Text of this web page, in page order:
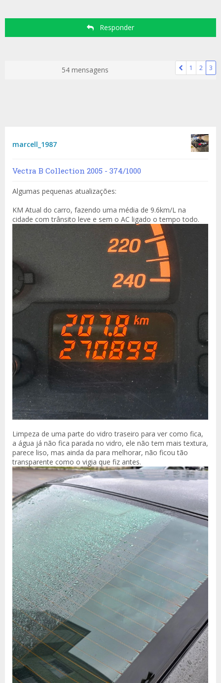
Responder
54 mensagens 1 2 3
marcell_1987
Vectra B Collection 2005 - 374/1000
Algumas pequenas atualizações:
KM Atual do carro, fazendo uma média de 9.6km/L na
cidade com trânsito leve e sem o AC ligado o tempo todo.
Limpeza de uma parte do vidro traseiro para ver como fica,
a água já não fica parada no vidro, ele não tem mais textura,
parece liso, mas ainda da para melhorar, não ficou tão
transparente como o vigia que fiz antes.